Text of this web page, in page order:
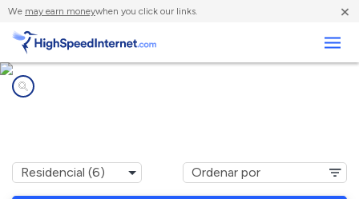
We may earn moneywhen you click our links. ×